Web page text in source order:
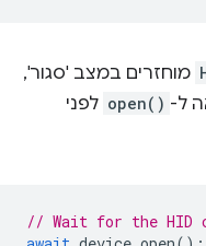
מוחזרים במצב 'סגור',
ל- open() לפני
// Wait for the HID